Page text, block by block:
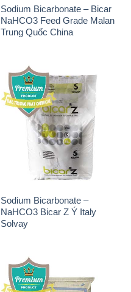
Sodium Bicarbonate – Bicar
NaHCO3 Feed Grade Malan
Trung Quốc China
Sodium Bicarbonate –
NaHCO3 Bicar Z Ý Italy
Solvay